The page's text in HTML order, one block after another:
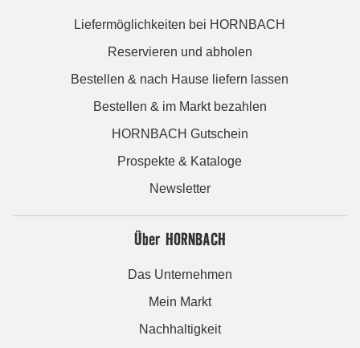
Liefermöglichkeiten bei HORNBACH
Reservieren und abholen
Bestellen & nach Hause liefern lassen
Bestellen & im Markt bezahlen
HORNBACH Gutschein
Prospekte & Kataloge
Newsletter
Über HORNBACH
Das Unternehmen
Mein Markt
Nachhaltigkeit